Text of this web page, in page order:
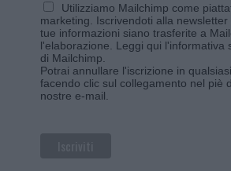
Utilizziamo Mailchimp come
marketing. Iscrivendoti alla newsletter
tue informazioni siano trasferite a
l'elaborazione. Leggi qui l'informativa
di Mailchimp
Potrai annullare l'iscrizione in
facendo clic sul collegamento nel piè
nostre e-mail.